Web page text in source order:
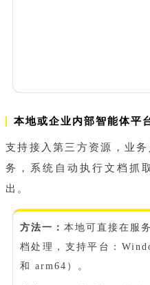
本地或企业内部智能体平
支持接入第三方资源，业
务，系统自动执行文档抓
出。
方法一： 本地可直接在服
档处理，支持平台：
和 arm64）。